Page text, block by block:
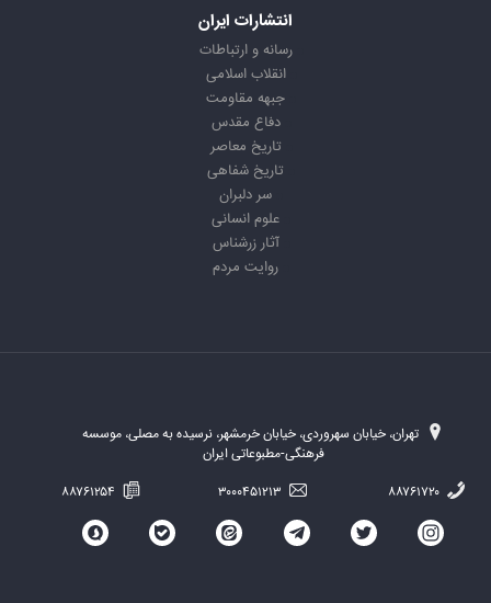
انتشارات ایران
رسانه و ارتباطات
انقلاب اسلامی
جبهه مقاومت
دفاع مقدس
تاریخ معاصر
تاریخ شفاهی
سر دلبران
علوم انسانی
آثار زرشناس
روایت مردم
تهران، خیابان سهروردی، خیابان خرمشهر، نرسیده به مصلی، موسسه
فرهنگی-مطبوعاتی ایران